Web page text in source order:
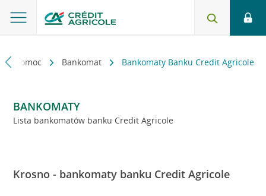
i pomoc Bankomat Bankomaty Banku Credit Agricole
BANKOMATY
Lista bankomatów banku Credit Agricole
Krosno - bankomaty banku Credit Agricole